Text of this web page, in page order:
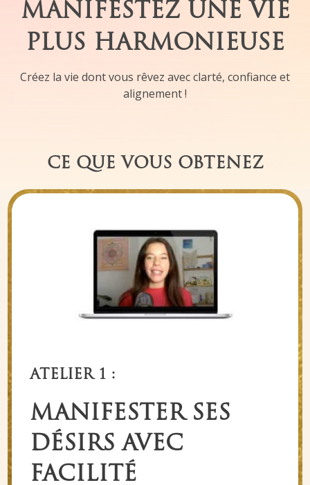
MANIFESTEZ UNE VIE
PLUS HARMONIEUSE
Créez la vie dont vous rêvez avec clarté, confiance et
alignement !
CE QUE VOUS OBTENEZ
ATELIER 1 :
MANIFESTER SES
DÉSIRS AVEC
FACILITÉ